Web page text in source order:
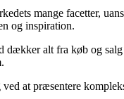
mange facetter,
og inspiration.
alt fra køb og
at præsentere